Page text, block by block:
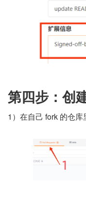
第四步：创
1）在自己 fork 的仓